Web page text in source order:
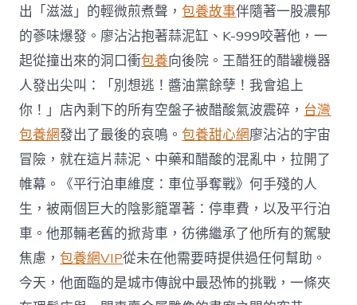
出「滋滋」的輕微煎煮聲，包養故事伴隨著一股濃郁
的蔘味爆發。廖沾沾抱著蒜泥缸、K-999咬著他，一
起從撞出來的洞口衝包養向後院。王醋狂的醋罐機器
人發出尖叫：「別想逃！醬油黨餘孽！我會追上
你！」店內剩下的所有空盤子被醋酸氣波震碎， 台灣
包養網發出了最後的哀鳴。包養甜心網廖沾沾的宇宙
冒險，就在這片蒜泥、中藥和醋酸的混亂中，拉開了
帷幕。《平行泊車維度：車位爭奪戰》何手殘的人
生，被兩個巨大的陰影籠罩著：停車費，以及平行泊
車。他那輛老舊的掀背車，彷彿繼承了他所有的駕駛
焦慮，包養網VIP從未在他需要時提供過任何幫助。
今天，他面臨的是城市傳說中最恐怖的挑戰，一條夾